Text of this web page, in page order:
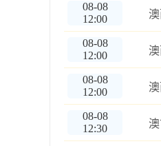
08-08
12:00
08-08
12:00
08-08
12:00
08-08
12:30